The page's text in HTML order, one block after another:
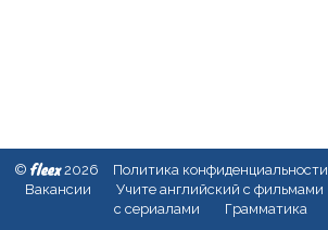
© fleex2026 Политика конфиденциальности
Вакансии
Учите английский с фильмами
с сериалами
Грамматика